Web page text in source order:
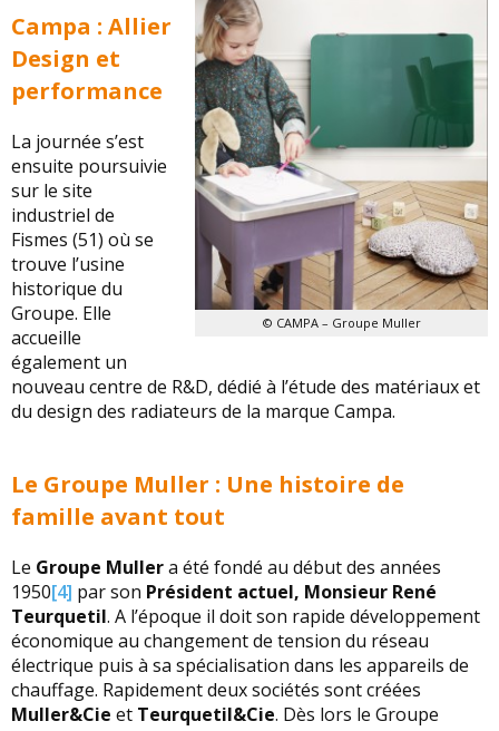
© CAMPA – Groupe Muller
Campa : Allier
Design et
performance
La journée s’est
ensuite poursuivie
sur le site
industriel de
Fismes (51) où se
trouve l’usine
historique du
Groupe. Elle
accueille
également un
nouveau centre de R&D, dédié à l’étude des matériaux et
du design des radiateurs de la marque Campa.
Le Groupe Muller : Une histoire de
famille avant tout
Le Groupe Mullera été fondé au début des années
1950[4] par son Président actuel, Monsieur René
Teurquetil. A l’époque il doit son rapide développement
économique au changement de tension du réseau
électrique puis à sa spécialisation dans les appareils de
chauffage. Rapidement deux sociétés sont créées
Muller&Cie et Teurquetil&Cie. Dès lors le Groupe